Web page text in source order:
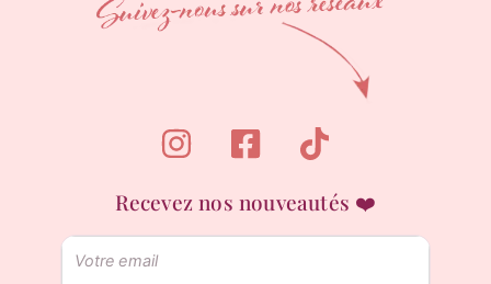
Recevez nos nouveautés ❤️
Email